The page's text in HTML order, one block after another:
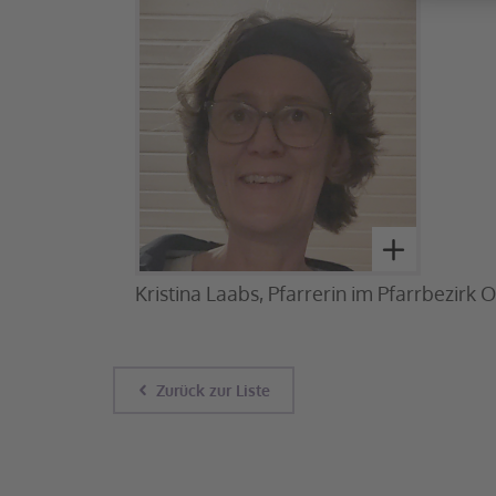
Kristina Laabs, Pfarrerin im Pfarrbezirk
Zurück zur Liste